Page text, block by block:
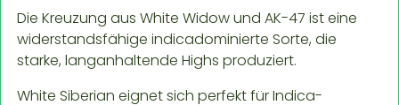
Die Kreuzung aus White Widow und AK-47 ist eine
widerstandsfähige indicadominierte Sorte, die
starke, langanhaltende Highs produziert.
White Siberian eignet sich perfekt für Indica-